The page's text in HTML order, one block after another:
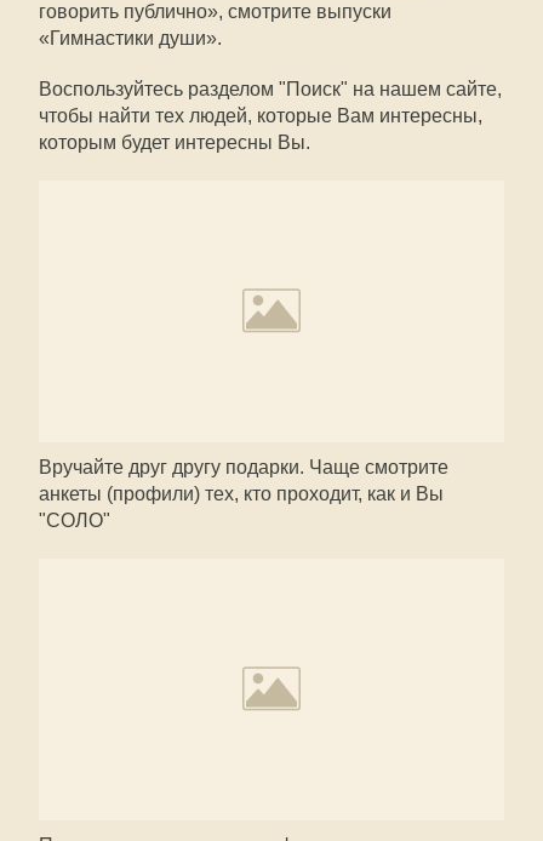
говорить публично», смотрите выпуски
«Гимнастики души».
Воспользуйтесь разделом "Поиск" на нашем сайте,
чтобы найти тех людей, которые Вам интересны,
которым будет интересны Вы.
Вручайте друг другу подарки. Чаще смотрите
анкеты (профили) тех, кто проходит, как и Вы
"СОЛО"